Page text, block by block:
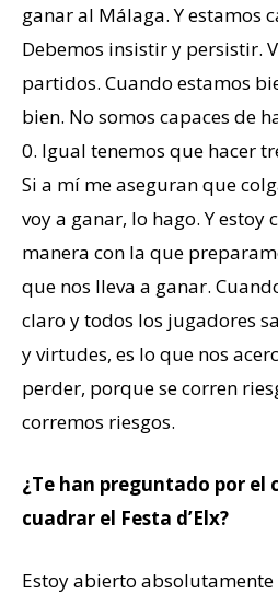
ganar al Málaga. Y estamos
Debemos insistir y persistir.
partidos. Cuando estamos
bien. No somos capaces de
0. Igual tenemos que hacer
Si a mí me aseguran que
voy a ganar, lo hago. Y estoy
manera con la que
que nos lleva a ganar.
claro y todos los jugadores
y virtudes, es lo que nos
perder, porque se corren
corremos riesgos.
¿Te han preguntado por el
cuadrar el Festa d’Elx?
Estoy abierto